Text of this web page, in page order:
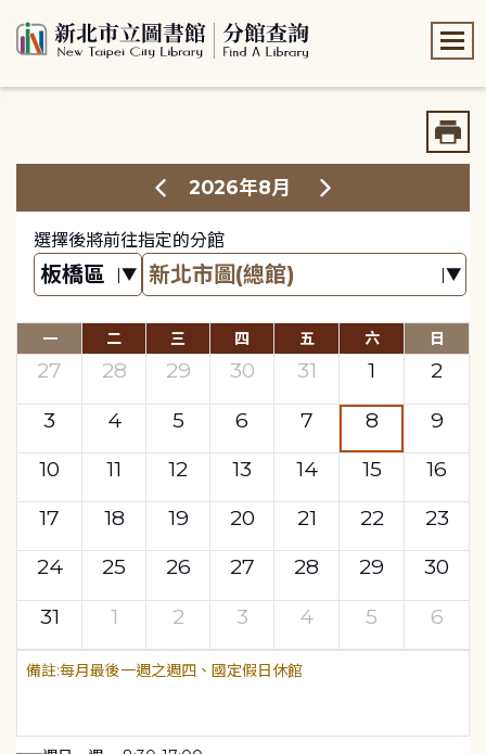
2026年8月
選擇後將前往指定的分館
一 二 三 四 五 六 日
27 28 29 30 31 1
2
3
4 5 6 7 8
9
10
11 12 13 14 15
16
17
18 19 20 21 22
23
24
25 26 27 28 29
30
31
1 2 3 4 5 6
每月最後一週之週四、國定假日休館